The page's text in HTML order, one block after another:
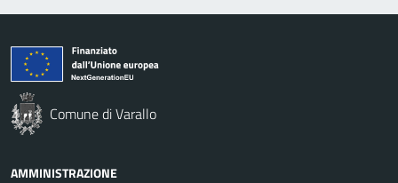
Comune di Varallo
AMMINISTRAZIONE